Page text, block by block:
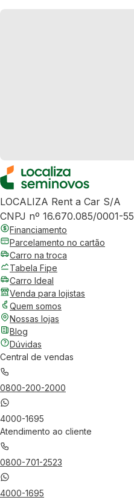
LOCALIZA Rent a Car S/A
CNPJ nº 16.670.085/0001-55
Financiamento
Parcelamento no cartão
Carro na troca
Tabela Fipe
Carro Ideal
Venda para lojistas
Quem somos
Nossas lojas
Blog
Dúvidas
Central de vendas
0800-200-2000
4000-1695
Atendimento ao cliente
0800-701-2523
4000-1695